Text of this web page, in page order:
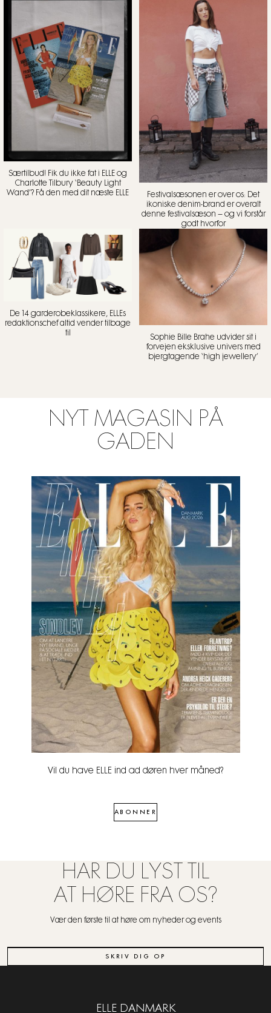
Særtilbud! Fik du ikke fat i ELLE og
Charlotte Tilbury ‘Beauty Light
Wand’? Få den med dit næste ELLE
Festivalsæsonen er over os: Det
ikoniske denim-brand er overalt
denne festivalsæson – og vi forstår
godt hvorfor
De 14 garderobeklassikere, ELLEs
redaktionschef altid vender tilbage
til
Sophie Bille Brahe udvider sit i
forvejen eksklusive univers med
bjergtagende ‘high jewellery’
NYT MAGASIN PÅ
GADEN
Vil du have ELLE ind ad døren hver måned?
ABONNER
HAR DU LYST TIL
AT HØRE FRA OS?
Vær den første til at høre om nyheder og events
SKRIV DIG OP
ELLE DANMARK